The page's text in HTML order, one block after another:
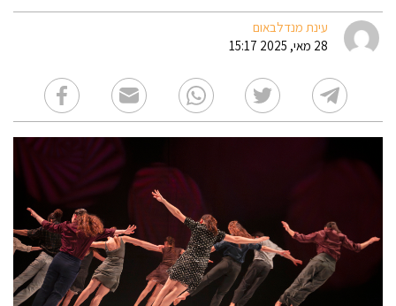
עינת מנדלבאום
28 מאי, 2025 15:17